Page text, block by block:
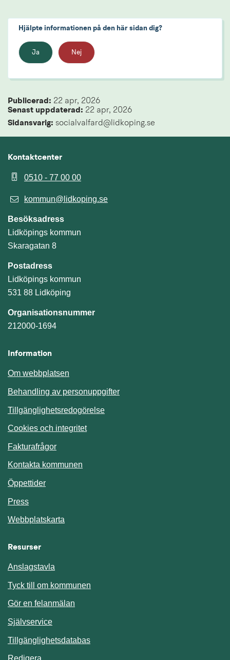
Hjälpte informationen på den här sidan dig?
Ja Nej
Publicerad: 22 apr, 2026
Senast uppdaterad: 22 apr, 2026
Sidansvarig: socialvalfard@lidkoping.se
Kontaktcenter
0510 - 77 00 00
kommun@lidkoping.se
Besöksadress
Lidköpings kommun
Skaragatan 8
Postadress
Lidköpings kommun
531 88 Lidköping
Organisationsnummer
212000-1694
Information
Om webbplatsen
Behandling av personuppgifter
Tillgänglighetsredogörelse
Cookies och integritet
Fakturafrågor
Kontakta kommunen
Öppettider
Press
Webbplatskarta
Resurser
Anslagstavla
Tyck till om kommunen
Gör en felanmälan
SjälvserviceLänk till annan webbplats.
TillgänglighetsdatabasLänk till annan webbplats.